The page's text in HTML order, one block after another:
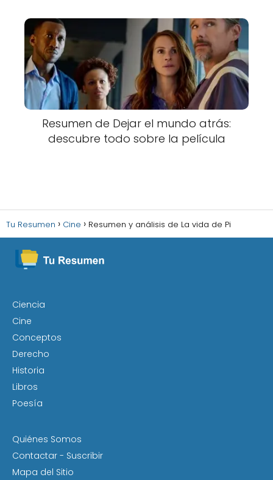
Resumen de Dejar el mundo atrás:
descubre todo sobre la película
Tu Resumen Cine Resumen y análisis de La vida de Pi
Ciencia
Cine
Conceptos
Derecho
Historia
Libros
Poesía
Quiénes Somos
Contactar - Suscribir
Mapa del Sitio